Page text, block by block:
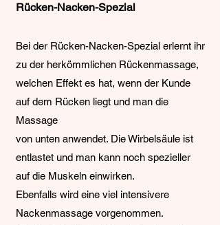
​Rücken-Nacken-Spezial
Bei der Rücken-Nacken-Spezial erlernt ihr
zu der herkömmlichen Rückenmassage,
welchen Effekt es hat, wenn der Kunde
auf dem Rücken liegt und man die
Massage
von unten anwendet. Die Wirbelsäule ist
entlastet und man kann noch spezieller
auf die Muskeln einwirken.
Ebenfalls wird eine viel intensivere
Nackenmassage vorgenommen.